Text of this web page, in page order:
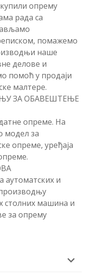
опрему
рада са
помажемо
наше
делове и
помоћ у продаји
малтере.
ЗА ОБАВЕШТЕЊЕ
опреме. На
модел за
опреме, уређаја
аутоматских и
столних машина и
за опрему